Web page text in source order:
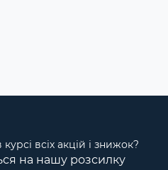
всіх акцій і знижок?
на нашу розсилку